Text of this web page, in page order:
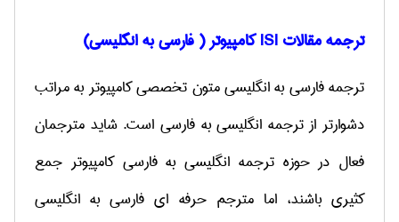
ترجمه مقالاتISIکامپیوتر ( فارسی به انگلیسی)
ترجمه فارسی به انگلیسی متون تخصصی کامپیوتر به مراتب
دشوارتر از ترجمه انگلیسی به فارسی است. شاید مترجمان
فعال در حوزه ترجمه انگلیسی به فارسی کامپیوتر جمع
کثیری باشند، اما مترجم حرفه ای فارسی به انگلیسی